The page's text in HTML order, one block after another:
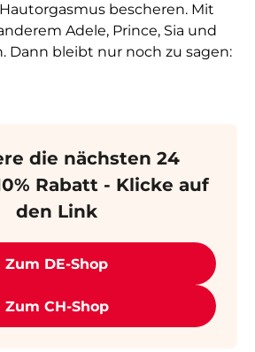
bescheren. Mit
Adele, Prince, Sia und
Dann bleibt nur noch zu sagen:
die nächsten 24
Rabatt - Klicke auf
den Link
Zum DE-Shop
Zum CH-Shop